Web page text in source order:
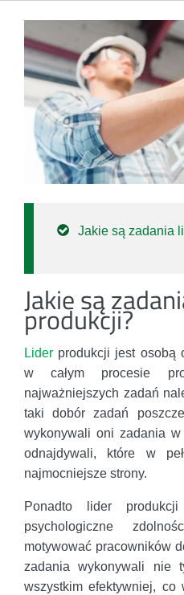
Jakie są zadania
Jakie są
produkcji?
Lider produkcji jest osobą
w całym procesie
najważniejszych zadań
taki dobór zadań
wykonywali oni zadania
odnajdywali, które w
najmocniejsze strony.
Ponadto lider
psychologiczne
motywować pracowników
zadania wykonywali nie
wszystkim efektywniej, co